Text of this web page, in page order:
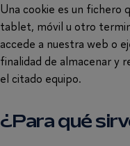
Una cookie es un fichero
tablet, móvil u otro
accede a nuestra web o
finalidad de almacenar y
el citado equipo.
¿Para qué